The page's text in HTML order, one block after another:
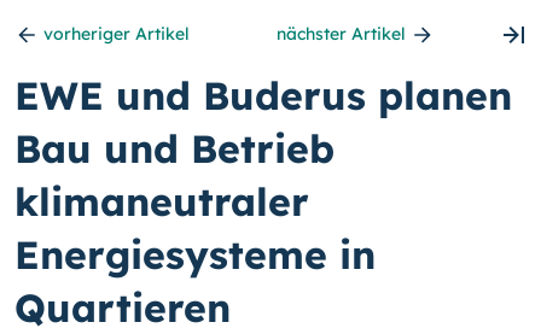
vorheriger Artikel nächster Artikel
EWE und Buderus planen
Bau und Betrieb
klimaneutraler
Energiesysteme in
Quartieren